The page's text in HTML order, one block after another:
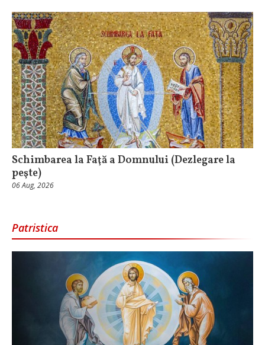
Schimbarea la Faţă a Domnului (Dezlegare la
peşte)
06 Aug, 2026
Patristica